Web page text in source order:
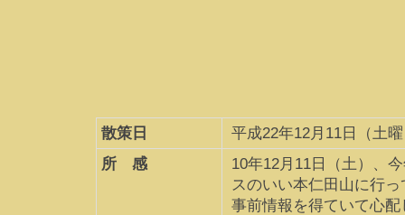
散策日
平成22年12月11日（土
所 感
10年12月11日（土）、
スのいい本仁田山に行
事前情報を得ていて心